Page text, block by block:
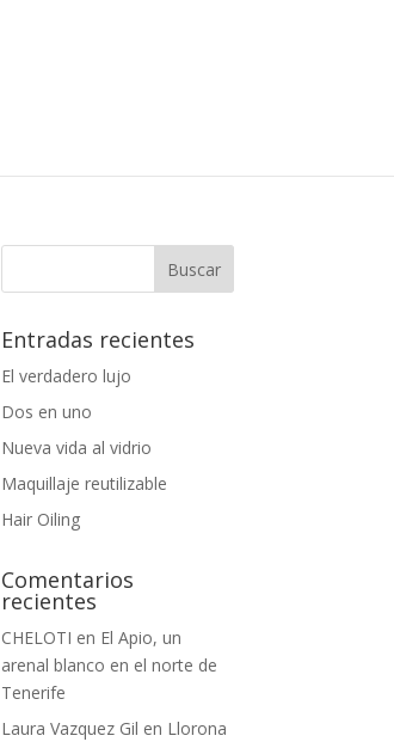
Entradas recientes
El verdadero lujo
Dos en uno
Nueva vida al vidrio
Maquillaje reutilizable
Hair Oiling
Comentarios
recientes
CHELOTI en El Apio, un
arenal blanco en el norte de
Tenerife
Laura Vazquez Gil en Llorona